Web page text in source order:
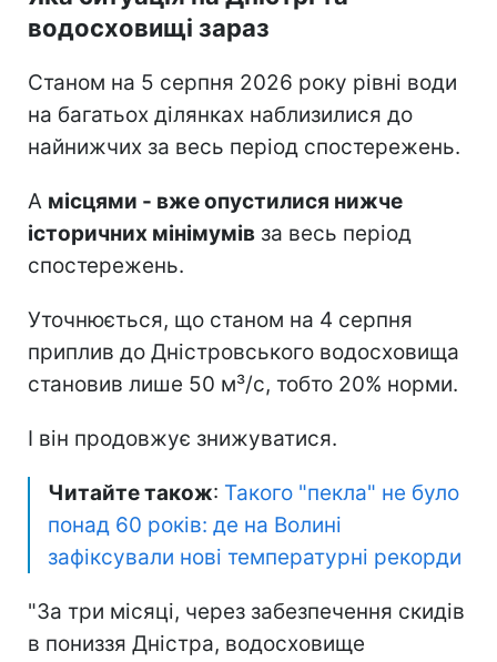
водосховищі зараз
Станом на 5 серпня 2026 року рівні води
на багатьох ділянках наблизилися до
найнижчих за весь період спостережень.
А місцями - вже опустилися нижче
історичних мінімумів за весь період
спостережень.
Уточнюється, що станом на 4 серпня
приплив до Дністровського водосховища
становив лише 50 м³/с, тобто 20% норми.
І він продовжує знижуватися.
Читайте також: Такого "пекла" не було
понад 60 років: де на Волині
зафіксували нові температурні рекорди
"За три місяці, через забезпечення скидів
в пониззя Дністра, водосховище